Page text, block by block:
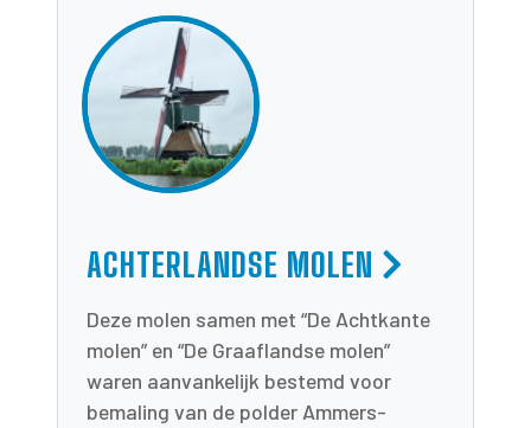
ACHTERLANDSE MOLEN
Deze molen samen met “De Achtkante
molen” en “De Graaflandse molen”
waren aanvankelijk bestemd voor
bemaling van de polder Ammers-